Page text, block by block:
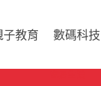
子教育 數碼科技